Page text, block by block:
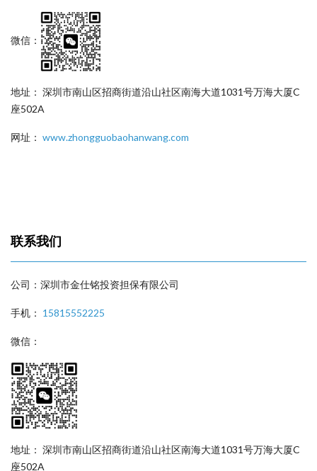
微信：
地址： 深圳市南山区招商街道沿山社区南海大道1031号万海大厦C
座502A
网址： www.zhongguobaohanwang.com
联系我们
公司：深圳市金仕铭投资担保有限公司
手机： 15815552225
微信：
地址： 深圳市南山区招商街道沿山社区南海大道1031号万海大厦C
座502A